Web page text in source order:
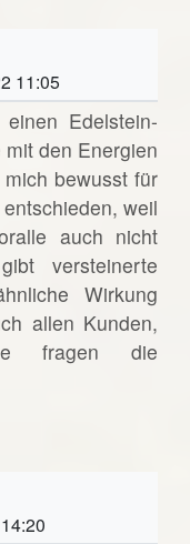
11:05
Edelstein-
den Energien
bewusst für
weil
auch nicht
versteinerte
Wirkung
allen Kunden,
fragen die